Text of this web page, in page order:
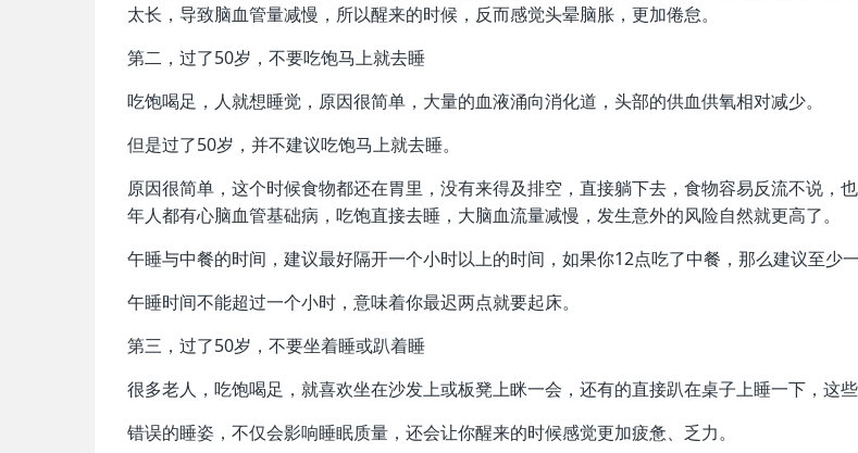
太长，导致脑血管量减慢，所以醒来的时候，反而感觉头晕脑胀，更加倦怠。
第二，过了50岁，不要吃饱马上就去睡
吃饱喝足，人就想睡觉，原因很简单，大量的血液涌向消化道，头部的供血供氧相对减少。
但是过了50岁，并不建议吃饱马上就去睡。
原因很简单，这个时候食物都还在胃里，没有来得及排空，直接躺下去，食物容易反流不说，
年人都有心脑血管基础病，吃饱直接去睡，大脑血流量减慢，发生意外的风险自然就更高了。
午睡与中餐的时间，建议最好隔开一个小时以上的时间，如果你12点吃了中餐，那么建议至少一
午睡时间不能超过一个小时，意味着你最迟两点就要起床。
第三，过了50岁，不要坐着睡或趴着睡
很多老人，吃饱喝足，就喜欢坐在沙发上或板凳上眯一会，还有的直接趴在桌子上睡一下，这些
错误的睡姿，不仅会影响睡眠质量，还会让你醒来的时候感觉更加疲惫、乏力。